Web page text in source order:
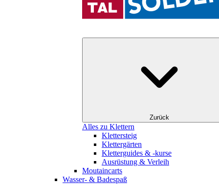
Zurück
Alles zu Klettern
Klettersteig
Klettergärten
Kletterguides & -kurse
Ausrüstung & Verleih
Moutaincarts
Wasser- & Badespaß